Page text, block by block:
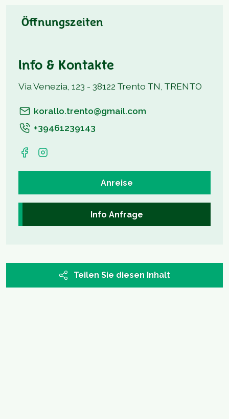
Öffnungszeiten
Info & Kontakte
Via Venezia, 123 - 38122 Trento TN, TRENTO
korallo.trento@gmail.com
+39461239143
Anreise
Info Anfrage
Teilen Sie diesen Inhalt